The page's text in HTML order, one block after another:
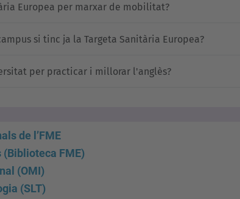
Europea per marxar de mobilitat?
si tinc ja la Targeta Sanitària Europea?
per practicar i millorar l'anglès?
de l’FME
FME)
(OMI)
(SLT)